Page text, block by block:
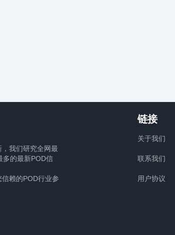
我们研究全网最
多的最新POD信
赖的POD行业参
链接
关于我们
联系我们
用户协议